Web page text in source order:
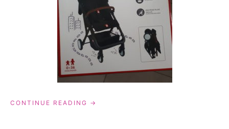
CONTINUE READING « POUSSETTE